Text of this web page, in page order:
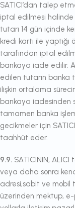
SATICI’dan talep
iptal edilmesi halinde
tutarı 14 gün içinde
kredi kartı ile yaptığı
tarafından iptal
bankaya iade edilir.
edilen tutarın banka
ilişkin ortalama
bankaya iadesinden
tamamen banka
gecikmeler için
taahhüt eder.
9.9. SATICININ,
veya daha sonra
adresi,sabit ve mobil
üzerinden mektup,